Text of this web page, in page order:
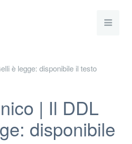
è legge: disponibile il testo
| Il DDL
disponibile